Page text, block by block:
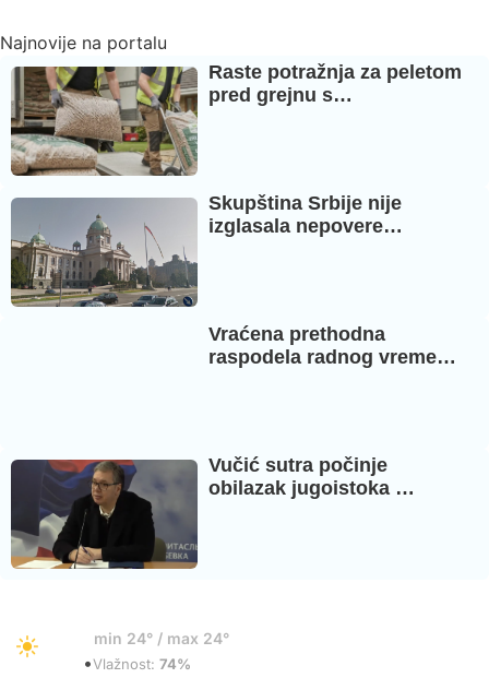
Najnovije na portalu
Raste potražnja za peletom
pred grejnu s…
Skupština Srbije nije
izglasala nepovere…
Vraćena prethodna
raspodela radnog vreme…
Vučić sutra počinje
obilazak jugoistoka …
min 24° / max 24°
•Vlažnost: 74%